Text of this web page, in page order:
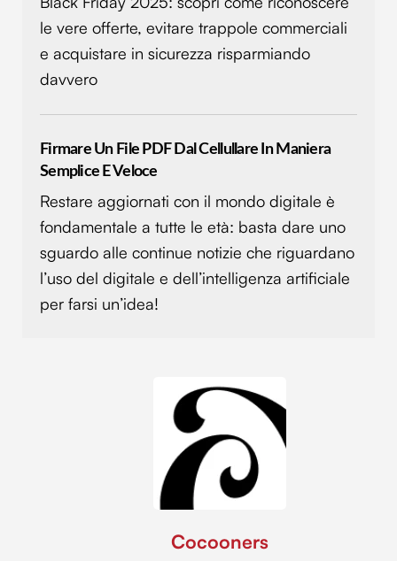
le vere offerte, evitare trappole commerciali
e acquistare in sicurezza risparmiando
davvero
Firmare Un File PDF Dal Cellullare In Maniera
Semplice E Veloce
Restare aggiornati con il mondo digitale è
fondamentale a tutte le età: basta dare uno
sguardo alle continue notizie che riguardano
l’uso del digitale e dell’intelligenza artificiale
per farsi un’idea!
Cocooners